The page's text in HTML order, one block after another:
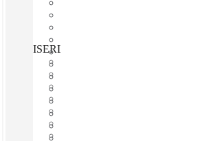
ISERLOHN, HQ Iserlohn, Iserlohn,